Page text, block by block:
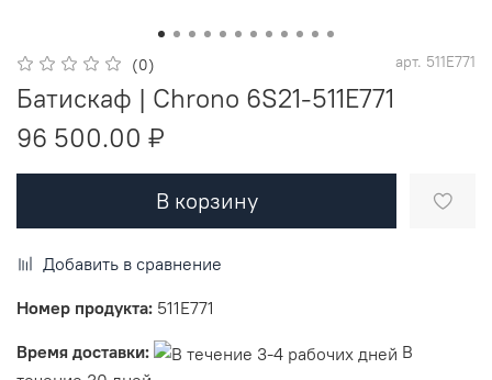
(0) арт. 511E771
Батискаф | Chrono 6S21-511E771
96 500.00 ₽
В корзину
Добавить в сравнение
Номер продукта: 511E771
Время доставки:
В